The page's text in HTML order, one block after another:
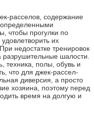
расселов, содержание
определенными
чтобы прогулки по
их
недостатке тренировок
разрушительные шалости.
техника, полы, обувь и
что для джек-рассел-
диверсия, а просто
хозяина, поэтому перед
время на долгую и